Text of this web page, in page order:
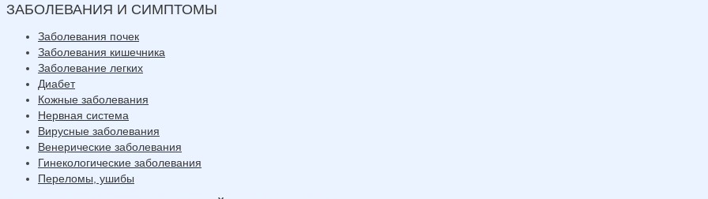
ЗАБОЛЕВАНИЯ И СИМПТОМЫ
Заболевания почек
Заболевания кишечника
Заболевание легких
Диабет
Кожные заболевания
Нервная система
Вирусные заболевания
Венерические заболевания
Гинекологические заболевания
Переломы, ушибы